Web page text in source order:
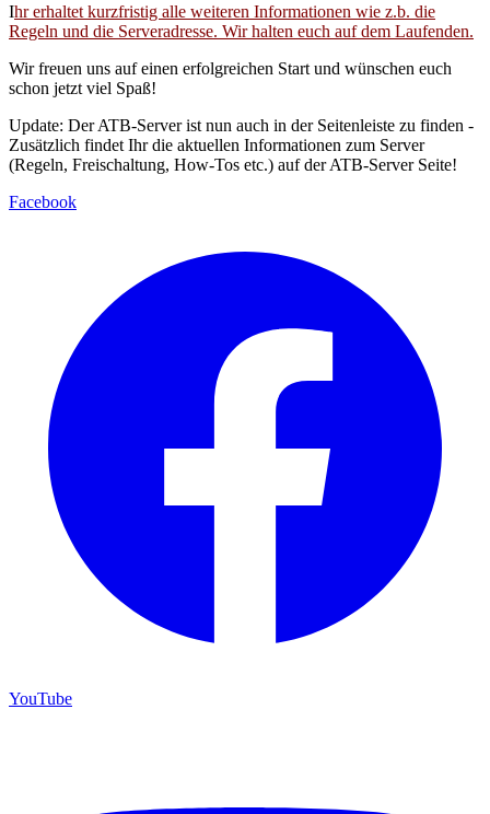
Ihr erhaltet kurzfristig alle weiteren Informationen wie z.b. die
Regeln und die Serveradresse. Wir halten euch auf dem Laufenden.
Wir freuen uns auf einen erfolgreichen Start und wünschen euch
schon jetzt viel Spaß!
Update: Der ATB-Server ist nun auch in der Seitenleiste zu finden -
Zusätzlich findet Ihr die aktuellen Informationen zum Server
(Regeln, Freischaltung, How-Tos etc.) auf der ATB-Server Seite!
Facebook
YouTube